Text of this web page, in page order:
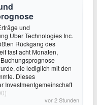
und
Uber Technologies Inc.
Rückgang des
fast acht Monaten,
die lediglich mit den
Dieses
Investmentgemeinschaft
vor 2 Stunden